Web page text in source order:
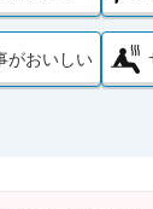
がおいしい